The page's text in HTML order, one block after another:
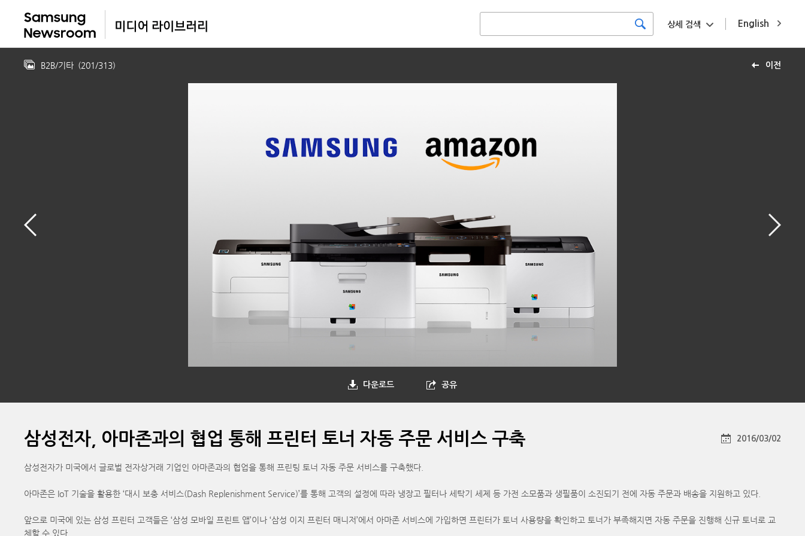
English
상세 검색
이전
B2B/기타 (201/313)
다운로드 공유
삼성전자, 아마존과의 협업 통해 프린터 토너 자동 주문 서비스 구축 2016/03/02
삼성전자가 미국에서 글로벌 전자상거래 기업인 아마존과의 협업을 통해 프린팅 토너 자동 주문 서비스를 구축했다.
아마존은 IoT 기술을 활용한 ‘대시 보충 서비스(Dash Replenishment Service)’를 통해 고객의 설정에 따라 냉장고 필터나 세탁기 세제 등 가전 소모품과 생필품이 소진되기 전에 자동 주문과 배송을 지원하고 있다.
앞으로 미국에 있는 삼성 프린터 고객들은 ‘삼성 모바일 프린트 앱’이나 ‘삼성 이지 프린터 매니저’에서 아마존 서비스에 가입하면 프린터가 토너 사용량을 확인하고 토너가 부족해지면 자동 주문을 진행해 신규 토너로 교
체할 수 있다.